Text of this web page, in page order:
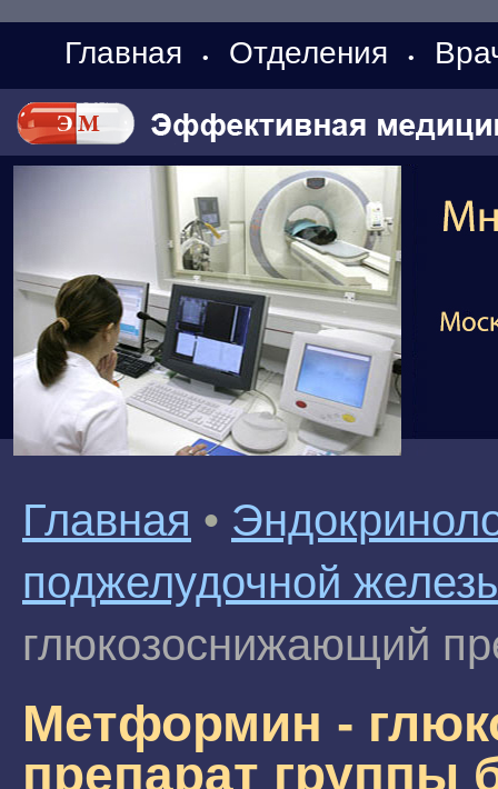
Главная • Отделения •
Главная •
поджелудочной
глюкозоснижающий
Метформин -
препарат группы